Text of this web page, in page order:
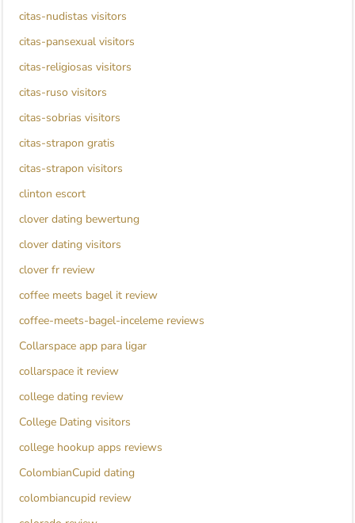
citas-nudistas visitors
citas-pansexual visitors
citas-religiosas visitors
citas-ruso visitors
citas-sobrias visitors
citas-strapon gratis
citas-strapon visitors
clinton escort
clover dating bewertung
clover dating visitors
clover fr review
coffee meets bagel it review
coffee-meets-bagel-inceleme reviews
Collarspace app para ligar
collarspace it review
college dating review
College Dating visitors
college hookup apps reviews
ColombianCupid dating
colombiancupid review